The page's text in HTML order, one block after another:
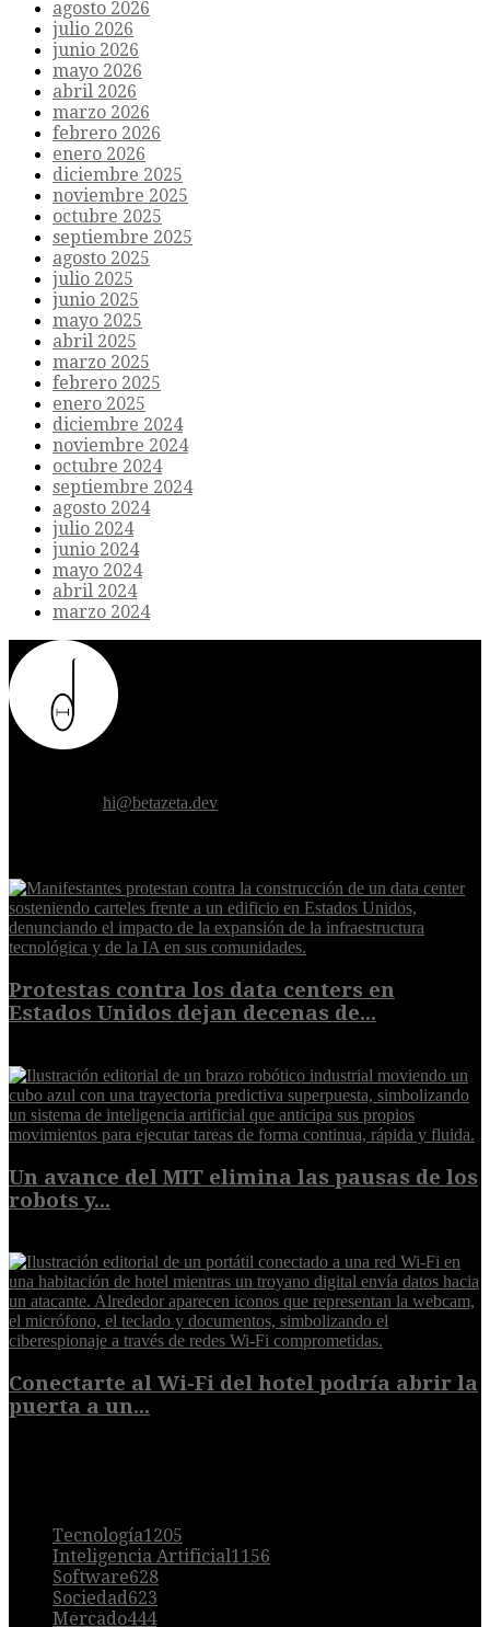
agosto 2026
julio 2026
junio 2026
mayo 2026
abril 2026
marzo 2026
febrero 2026
enero 2026
diciembre 2025
noviembre 2025
octubre 2025
septiembre 2025
agosto 2025
julio 2025
junio 2025
mayo 2025
abril 2025
marzo 2025
febrero 2025
enero 2025
diciembre 2024
noviembre 2024
octubre 2024
septiembre 2024
agosto 2024
julio 2024
junio 2024
mayo 2024
abril 2024
marzo 2024
hi@betazeta.dev
Protestas contra los data centers en
Estados Unidos dejan decenas de...
Un avance del MIT elimina las pausas de los
robots y...
Conectarte al Wi-Fi del hotel podría abrir la
puerta a un...
Tecnología1205
Inteligencia Artificial1156
Software628
Sociedad623
Mercado444